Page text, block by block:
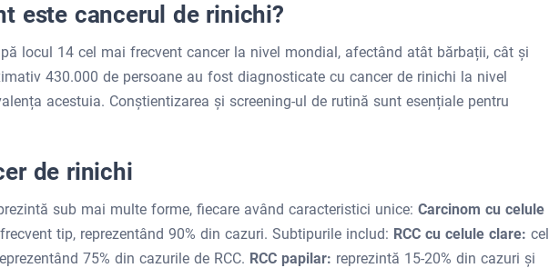
este cancerul de rinichi?
locul 14 cel mai frecvent cancer la nivel mondial, afectând atât bărbații, cât și
430.000 de persoane au fost diagnosticate cu cancer de rinichi la nivel
acestuia. Conștientizarea și screening-ul de rutină sunt esențiale pentru
de rinichi
sub mai multe forme, fiecare având caracteristici unice: Carcinom cu celule
tip, reprezentând 90% din cazuri. Subtipurile includ: RCC cu celule clare: cel
75% din cazurile de RCC. RCC papilar: reprezintă 15-20% din cazuri și